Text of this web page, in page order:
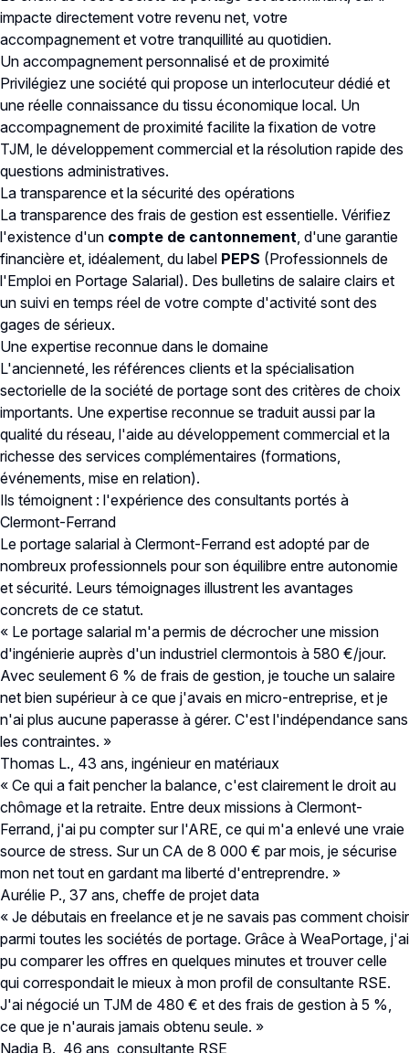
impacte directement votre revenu net, votre
accompagnement et votre tranquillité au quotidien.
Un accompagnement personnalisé et de proximité
Privilégiez une société qui propose un interlocuteur dédié et
une réelle connaissance du tissu économique local. Un
accompagnement de proximité facilite la fixation de votre
TJM, le développement commercial et la résolution rapide des
questions administratives.
La transparence et la sécurité des opérations
La transparence des frais de gestion est essentielle. Vérifiez
l'existence d'un compte de cantonnement, d'une garantie
financière et, idéalement, du label PEPS (Professionnels de
l'Emploi en Portage Salarial). Des bulletins de salaire clairs et
un suivi en temps réel de votre compte d'activité sont des
gages de sérieux.
Une expertise reconnue dans le domaine
L'ancienneté, les références clients et la spécialisation
sectorielle de la société de portage sont des critères de choix
importants. Une expertise reconnue se traduit aussi par la
qualité du réseau, l'aide au développement commercial et la
richesse des services complémentaires (formations,
événements, mise en relation).
Ils témoignent : l'expérience des consultants portés à
Clermont-Ferrand
Le portage salarial à Clermont-Ferrand est adopté par de
nombreux professionnels pour son équilibre entre autonomie
et sécurité. Leurs témoignages illustrent les avantages
concrets de ce statut.
« Le portage salarial m'a permis de décrocher une mission
d'ingénierie auprès d'un industriel clermontois à 580 €/jour.
Avec seulement 6 % de frais de gestion, je touche un salaire
net bien supérieur à ce que j'avais en micro-entreprise, et je
n'ai plus aucune paperasse à gérer. C'est l'indépendance sans
les contraintes. »
Thomas L., 43 ans, ingénieur en matériaux
« Ce qui a fait pencher la balance, c'est clairement le droit au
chômage et la retraite. Entre deux missions à Clermont-
Ferrand, j'ai pu compter sur l'ARE, ce qui m'a enlevé une vraie
source de stress. Sur un CA de 8 000 € par mois, je sécurise
mon net tout en gardant ma liberté d'entreprendre. »
Aurélie P., 37 ans, cheffe de projet data
« Je débutais en freelance et je ne savais pas comment choisir
parmi toutes les sociétés de portage. Grâce à WeaPortage, j'ai
pu comparer les offres en quelques minutes et trouver celle
qui correspondait le mieux à mon profil de consultante RSE.
J'ai négocié un TJM de 480 € et des frais de gestion à 5 %,
ce que je n'aurais jamais obtenu seule. »
Nadia B., 46 ans, consultante RSE